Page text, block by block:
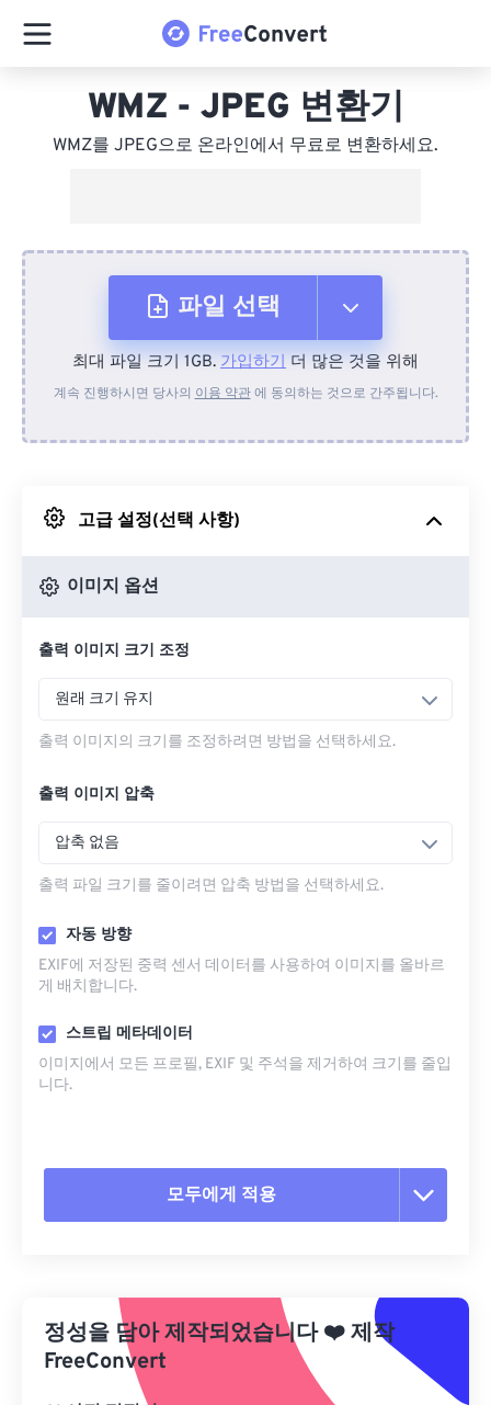
WMZ - JPEG 변환기
WMZ를 JPEG으로 온라인에서 무료로 변환하세요.
파일 선택
장치에서
Google 드라이브에서
최대 파일 크기 1GB. 가입하기 더 많은 것을 위해
계속 진행하시면 당사의 이용 약관에 동의하는 것으로 간주됩니다.
고급 설정(선택 사항)
이미지 옵션
출력 이미지 크기 조정
원래 크기 유지
출력 이미지의 크기를 조정하려면 방법을 선택하세요.
출력 이미지 압축
압축 없음
출력 파일 크기를 줄이려면 압축 방법을 선택하세요.
자동 방향
EXIF에 저장된 중력 센서 데이터를 사용하여 이미지를 올바르
게 배치합니다.
스트립 메타데이터
이미지에서 모든 프로필, EXIF ​​및 주석을 제거하여 크기를 줄입
니다.
모두에게 적용
사전 설정에서 적용
사전 설정으로 저장
정성을 담아 제작되었습니다❤️제작
FreeConvert